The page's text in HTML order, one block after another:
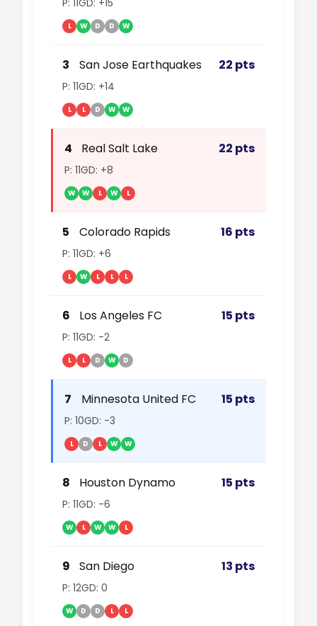
P: 11GD: +15
L W D D W
3 San Jose Earthquakes 22 pts
P: 11GD: +14
L L D W W
4 Real Salt Lake 22 pts
P: 11GD: +8
W W L W L
5 Colorado Rapids 16 pts
P: 11GD: +6
L W L L L
6 Los Angeles FC 15 pts
P: 11GD: -2
L L D W D
7 Minnesota United FC 15 pts
P: 10GD: -3
L D L W W
8 Houston Dynamo 15 pts
P: 11GD: -6
W L W W L
9 San Diego 13 pts
P: 12GD: 0
W D D L L